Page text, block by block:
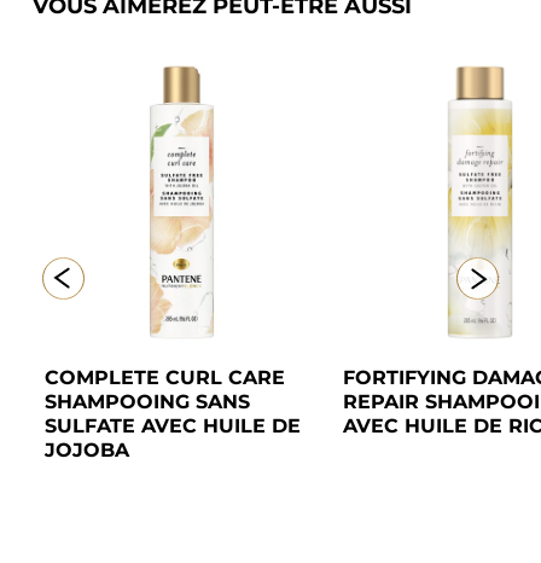
VOUS AIMEREZ PEUT-ÊTRE AUSSI
COMPLETE CURL CARE
SHAMPOOING SANS
SULFATE AVEC HUILE DE
JOJOBA
FORTIFYING
REPAIR
AVEC HUILE DE